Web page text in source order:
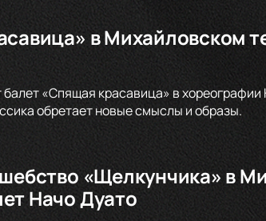
в Михайловском
«Спящая красавица» в
обретает новые смыслы и образы.
«Щелкунчика» в
Начо Дуато